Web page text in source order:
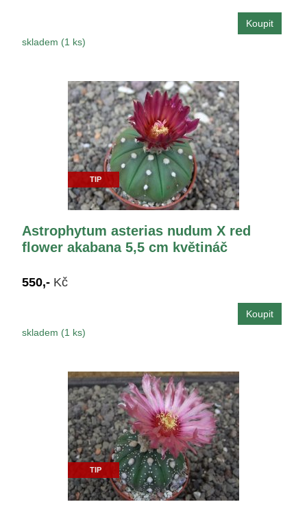
skladem (1 ks)
TIP
Astrophytum asterias nudum X red
flower akabana 5,5 cm květináč
550,- Kč
skladem (1 ks)
TIP